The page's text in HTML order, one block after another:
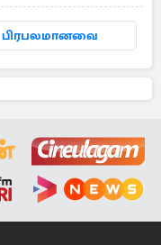
பிரபலமானவை